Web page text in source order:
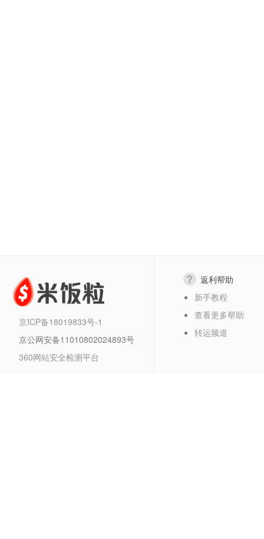
京ICP备18019833号-1
京公网安备11010802024893号
360网站安全检测平台
返利帮助
新手教程
查看更多帮助
转运频道